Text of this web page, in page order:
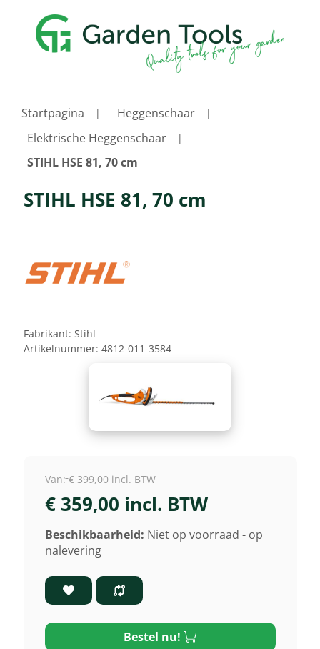
Startpagina
Heggenschaar
Elektrische Heggenschaar
STIHL HSE 81, 70 cm
STIHL HSE 81, 70 cm
Fabrikant: Stihl
Artikelnummer: 4812-011-3584
Van: € 399,00 incl. BTW
€ 359,00 incl. BTW
Beschikbaarheid: Niet op voorraad - op
nalevering
Bestel nu!